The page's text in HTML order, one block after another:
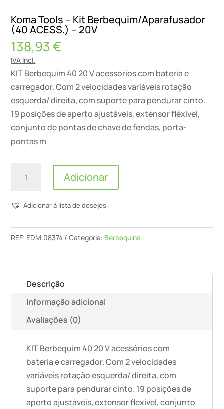
Koma Tools – Kit Berbequim/Aparafusador
(40 ACESS.) – 20V
138,93€
IVA Incl.
KIT Berbequim 40 20 V acessórios com bateria e
carregador. Com 2 velocidades variáveis rotação
esquerda/ direita, com suporte para pendurar cinto.
19 posições de aperto ajustáveis, extensor fléxivel,
conjunto de pontas de chave de fendas, porta-
pontas m
Quantidade
Tools
Kit
ACESS.)
-
Adicionar
Adicionar á lista de desejos
REF: EDM.08374 Categoria: Berbequins
Descrição
Informação adicional
Avaliações (0)
KIT Berbequim 40 20 V acessórios com
bateria e carregador. Com 2 velocidades
variáveis rotação esquerda/ direita, com
suporte para pendurar cinto. 19 posições de
aperto ajustáveis, extensor fléxivel, conjunto